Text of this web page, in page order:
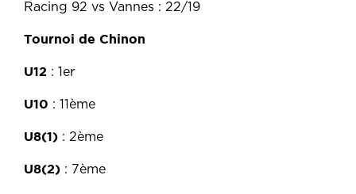
Racing 92 vs Vannes : 22/19
Tournoi de Chinon
U12 : 1er
U10 : 11ème
U8(1) : 2ème
U8(2) : 7ème